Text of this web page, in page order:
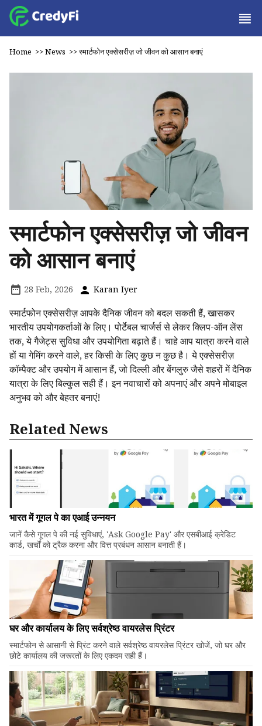
Home >>News >>स्मार्टफोन एक्सेसरीज़ जो जीवन को आसान बनाएं
स्मार्टफोन एक्सेसरीज़ जो जीवन
को आसान बनाएं
28 Feb, 2026 Karan Iyer
स्मार्टफोन एक्सेसरीज़ आपके दैनिक जीवन को बदल सकती हैं, खासकर
भारतीय उपयोगकर्ताओं के लिए। पोर्टेबल चार्जर्स से लेकर क्लिप-ऑन लेंस
तक, ये गैजेट्स सुविधा और उपयोगिता बढ़ाते हैं। चाहे आप यात्रा करने वाले
हों या गेमिंग करने वाले, हर किसी के लिए कुछ न कुछ है। ये एक्सेसरीज़
कॉम्पैक्ट और उपयोग में आसान हैं, जो दिल्ली और बेंगलुरु जैसे शहरों में दैनिक
यात्रा के लिए बिल्कुल सही हैं। इन नवाचारों को अपनाएं और अपने मोबाइल
अनुभव को और बेहतर बनाएं!
Related News
भारत में गूगल पे का एआई उन्नयन
जानें कैसे गूगल पे की नई सुविधाएं, 'Ask Google Pay' और एसबीआई क्रेडिट
कार्ड, खर्चों को ट्रैक करना और वित्त प्रबंधन आसान बनाती हैं।
घर और कार्यालय के लिए सर्वश्रेष्ठ वायरलेस प्रिंटर
स्मार्टफोन से आसानी से प्रिंट करने वाले सर्वश्रेष्ठ वायरलेस प्रिंटर खोजें, जो घर और
छोटे कार्यालय की जरूरतों के लिए एकदम सही हैं।